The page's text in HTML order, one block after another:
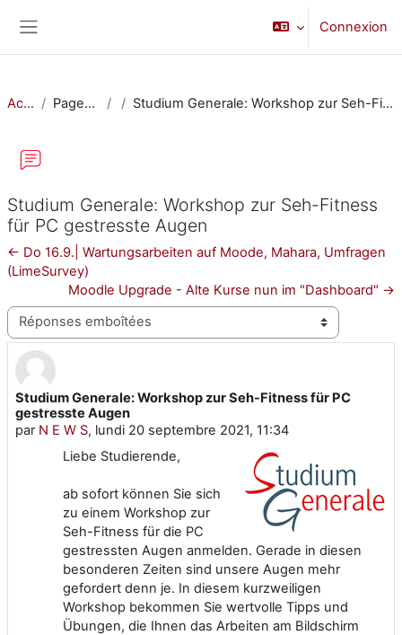
Connexion
Accueil Pages du site Studium Generale: Workshop zur Seh-Fitness für PC gestresste Augen
Studium Generale: Workshop zur Seh-Fitness
für PC gestresste Augen
← Do 16.9.| Wartungsarbeiten auf Moode, Mahara, Umfragen
(LimeSurvey)
Moodle Upgrade - Alte Kurse nun im "Dashboard" →
Type d’affichage
Studium Generale: Workshop zur Seh-Fitness für PC
gestresste Augen
par N E W S, lundi 20 septembre 2021, 11:34
Nombre de réponses : 0
Liebe Studierende,
ab sofort können Sie sich
zu einem Workshop zur
Seh-Fitness für die PC
gestressten Augen anmelden. Gerade in diesen
besonderen Zeiten sind unsere Augen mehr
gefordert denn je. In diesem kurzweiligen
Workshop bekommen Sie wertvolle Tipps und
Übungen, die Ihnen das Arbeiten am Bildschirm